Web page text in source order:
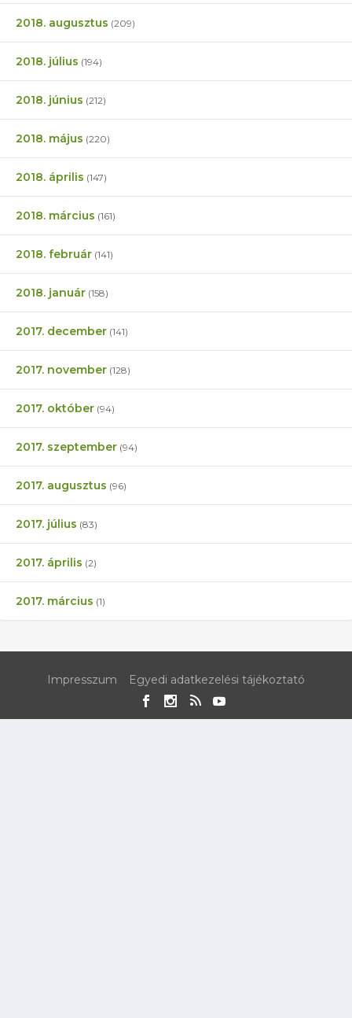
2018. augusztus (209)
2018. július (194)
2018. június (212)
2018. május (220)
2018. április (147)
2018. március (161)
2018. február (141)
2018. január (158)
2017. december (141)
2017. november (128)
2017. október (94)
2017. szeptember (94)
2017. augusztus (96)
2017. július (83)
2017. április (2)
2017. március (1)
Impresszum Egyedi adatkezelési tájékoztató